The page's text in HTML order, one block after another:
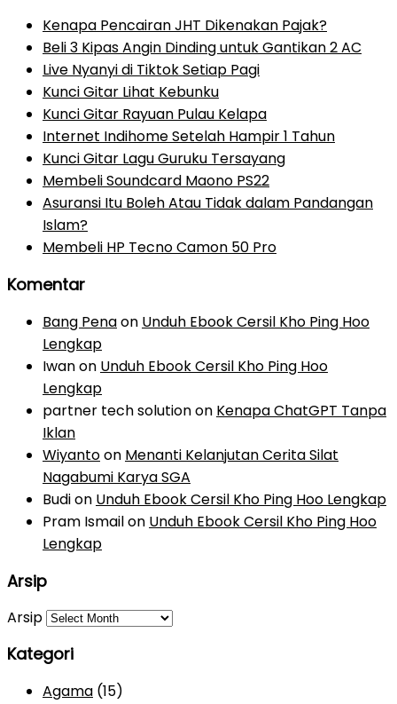
Kenapa Pencairan JHT Dikenakan Pajak?
Beli 3 Kipas Angin Dinding untuk Gantikan 2 AC
Live Nyanyi di Tiktok Setiap Pagi
Kunci Gitar Lihat Kebunku
Kunci Gitar Rayuan Pulau Kelapa
Internet Indihome Setelah Hampir 1 Tahun
Kunci Gitar Lagu Guruku Tersayang
Membeli Soundcard Maono PS22
Asuransi Itu Boleh Atau Tidak dalam Pandangan
Islam?
Membeli HP Tecno Camon 50 Pro
Komentar
Bang Penaon Unduh Ebook Cersil Kho Ping Hoo
Lengkap
Iwanon Unduh Ebook Cersil Kho Ping Hoo
Lengkap
partner tech solutionon Kenapa ChatGPT Tanpa
Iklan
Wiyantoon Menanti Kelanjutan Cerita Silat
Nagabumi Karya SGA
Budion Unduh Ebook Cersil Kho Ping Hoo Lengkap
Pram Ismailon Unduh Ebook Cersil Kho Ping Hoo
Lengkap
Arsip
Arsip
Kategori
Agama (15)